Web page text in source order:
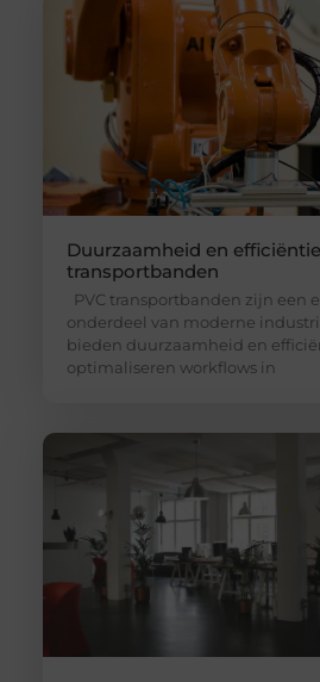
Duurzaamheid en
transportbanden
PVC transportbanden zijn een
onderdeel van moderne
bieden duurzaamheid en
optimaliseren workflows in